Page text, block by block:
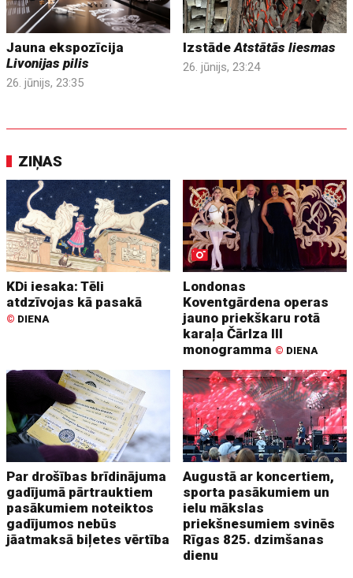
Jauna ekspozīcija
Livonijas pilis
26. jūnijs, 23:35
IzstādeAtstātās liesmas
26. jūnijs, 23:24
ZIŅAS
KDi iesaka: Tēli
atdzīvojas kā pasakā
© DIENA
Londonas
Koventgārdena operas
jauno priekškaru rotā
karaļa Čārlza III
monogramma © DIENA
Par drošības brīdinājuma
gadījumā pārtrauktiem
pasākumiem noteiktos
gadījumos nebūs
jāatmaksā biļetes vērtība
Augustā ar koncertiem,
sporta pasākumiem un
ielu mākslas
priekšnesumiem svinēs
Rīgas 825. dzimšanas
dienu